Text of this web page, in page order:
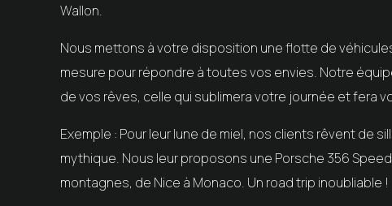
Wallon.
Nous mettons à votre disposition une flotte de
mesure pour répondre à toutes vos envies. Notre
de vos rêves, celle qui sublimera votre journée et fera
Exemple : Pour leur lune de miel, nos clients rêvent de
mythique. Nous leur proposons une Porsche 356
montagnes, de Nice à Monaco. Un road trip inoubliable !